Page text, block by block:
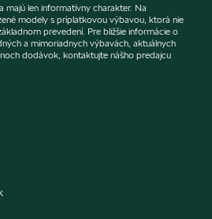
majú len informatívny charakter. Na
modely s príplatkovou výbavou, ktorá nie
prevedení. Pre bližšie informácie o
a mimoriadnych výbavách, aktuálnych
dodávok, kontaktujte nášho predajcu